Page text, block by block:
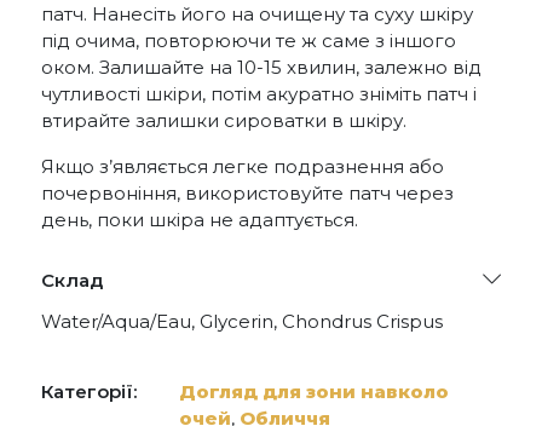
патч. Нанесіть його на очищену та суху шкіру
під очима, повторюючи те ж саме з іншого
оком. Залишайте на 10-15 хвилин, залежно від
чутливості шкіри, потім акуратно зніміть патч і
втирайте залишки сироватки в шкіру.
Якщо з’являється легке подразнення або
почервоніння, використовуйте патч через
день, поки шкіра не адаптується.
Склад
Water/Aqua/Eau, Glycerin, Chondrus Crispus
Camellia Sinensis Leaf Extract, Punica Granatum
Extract, Adenosine, Butyrospermum Parkii (Shea)
Категорії:
Догляд для зони навколо
очей, Обличчя